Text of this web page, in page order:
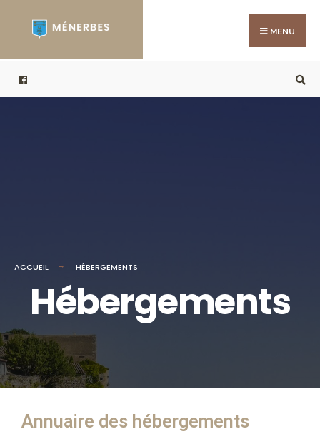
MENU
ACCUEIL HÉBERGEMENTS
Hébergements
Annuaire des hébergements